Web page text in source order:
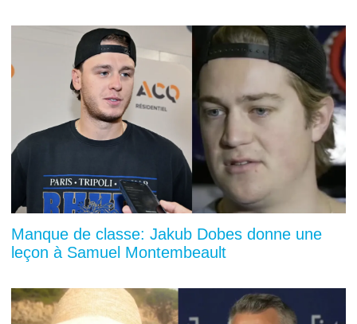
Manque de classe: Jakub Dobes donne une
leçon à Samuel Montembeault